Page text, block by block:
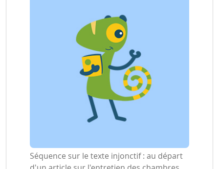
Séquence sur le texte injonctif : au départ